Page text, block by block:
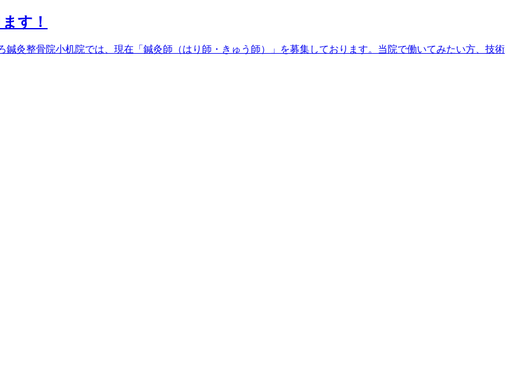
す！
灸整骨院小机院では、現在「鍼灸師（はり師・きゅう師）」を募集しております。当院で働いてみたい方、技術